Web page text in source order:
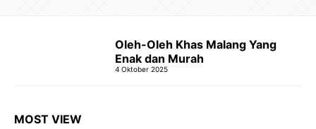
Oleh-Oleh Khas Malang Yang
Enak dan Murah
4 Oktober 2025
MOST VIEW